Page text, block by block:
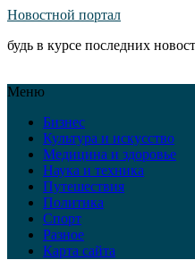
Новостной портал
будь в курсе последних
Меню
Бизнес
Культура и искусство
Медицина и здоровье
Наука и техника
Путешествия
Политика
Спорт
Разное
Карта сайта